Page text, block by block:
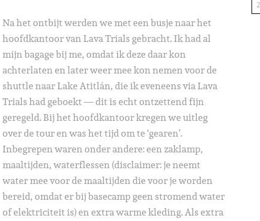
Na het ontbijt werden we met een busje naar het
hoofdkantoor van Lava Trials gebracht. Ik had al
mijn bagage bij me, omdat ik deze daar kon
achterlaten en later weer mee kon nemen voor de
shuttle naar Lake Atitlán, die ik eveneens via Lava
Trials had geboekt — dit is echt ontzettend fijn
geregeld. Bij het hoofdkantoor kregen we uitleg
over de tour en was het tijd om te ‘gearen’.
Inbegrepen waren onder andere: een zaklamp,
maaltijden, waterflessen (disclaimer: je neemt
water mee voor de maaltijden die voor je worden
bereid, omdat er bij basecamp geen stromend water
of elektriciteit is) en extra warme kleding. Als extra